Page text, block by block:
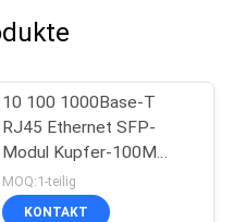
10 100 1000Base-T
RJ45 Ethernet SFP-
Modul Kupfer-100M
DDM
MOQ:1-teilig
KONTAKT